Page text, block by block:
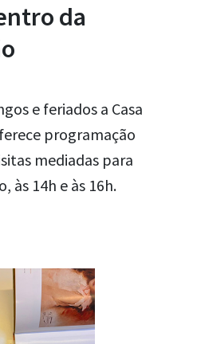
da
e feriados a Casa
programação
mediadas para
às 14h e às 16h.